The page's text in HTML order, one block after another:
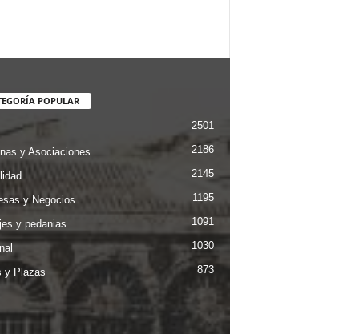
POPULAR
2501
y Asociaciones 2186
2145
y Negocios 1195
y pedanias 1091
1030
y Plazas 873